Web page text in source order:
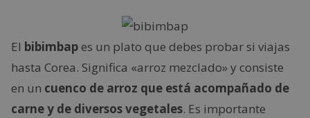
El bibimbapes un plato que debes probar si viajas
hasta Corea. Significa «arroz mezclado» y consiste
en un cuenco de arroz que está acompañado de
carne y de diversos vegetales. Es importante